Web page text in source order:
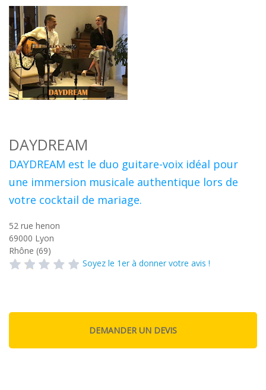
DAYDREAM
DAYDREAM est le duo guitare-voix idéal pour
une immersion musicale authentique lors de
votre cocktail de mariage.
52 rue henon
69000 Lyon
Rhône (69)
Soyez le 1er à donner votre avis !